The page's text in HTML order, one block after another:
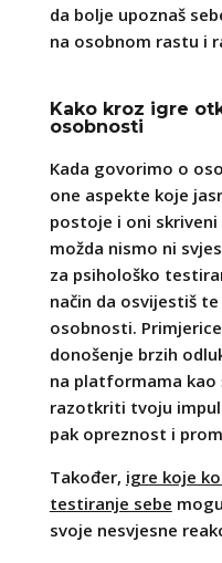
da bolje upoznaš
na osobnom rastu i
Kako kroz igre
osobnosti
Kada govorimo o
one aspekte koje
postoje i oni
možda nismo ni
za psihološko
način da osvijestiš
osobnosti.
donošenje brzih
na platformama kao
razotkriti tvoju
pak opreznost i
Također, igre koje
testiranje sebe
svoje nesvjesne